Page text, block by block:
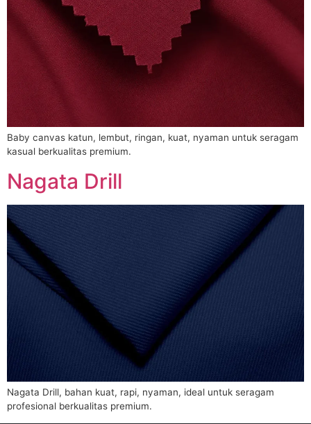
Baby canvas katun, lembut, ringan, kuat, nyaman untuk seragam
kasual berkualitas premium.
Nagata Drill
Nagata Drill, bahan kuat, rapi, nyaman, ideal untuk seragam
profesional berkualitas premium.